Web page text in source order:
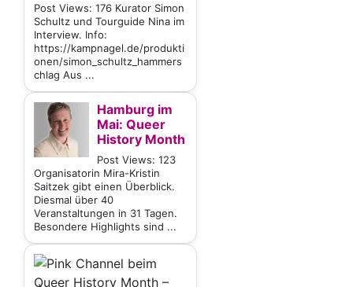
Post Views: 176 Kurator Simon
Schultz und Tourguide Nina im
Interview. Info:
https://kampnagel.de/produkti
onen/simon_schultz_hammers
chlag Aus ...
Hamburg im
Mai: Queer
History Month
Post Views: 123
Organisatorin Mira-Kristin
Saitzek gibt einen Überblick.
Diesmal über 40
Veranstaltungen in 31 Tagen.
Besondere Highlights sind ...